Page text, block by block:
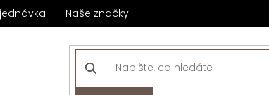
Naše značky